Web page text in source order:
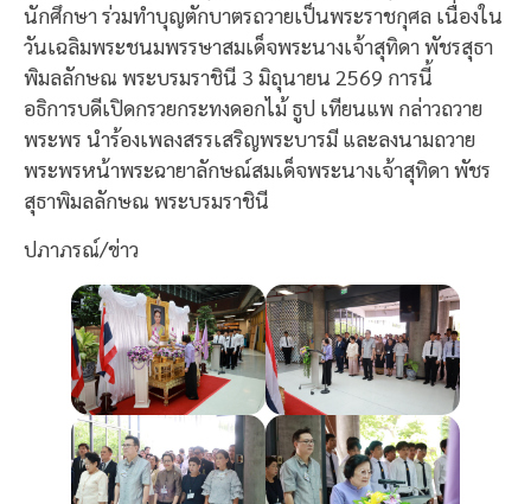
นักศึกษา ร่วมทำบุญตักบาตรถวายเป็นพระราชกุศล เนื่องใน
วันเฉลิมพระชนมพรรษาสมเด็จพระนางเจ้าสุทิดา พัชรสุธา
พิมลลักษณ พระบรมราชินี 3 มิถุนายน 2569 การนี้
อธิการบดีเปิดกรวยกระทงดอกไม้ ธูป เทียนแพ กล่าวถวาย
พระพร นำร้องเพลงสรรเสริญพระบารมี และลงนามถวาย
พระพรหน้าพระฉายาลักษณ์สมเด็จพระนางเจ้าสุทิดา พัชร
สุธาพิมลลักษณ พระบรมราชินี
ปภาภรณ์/ข่าว